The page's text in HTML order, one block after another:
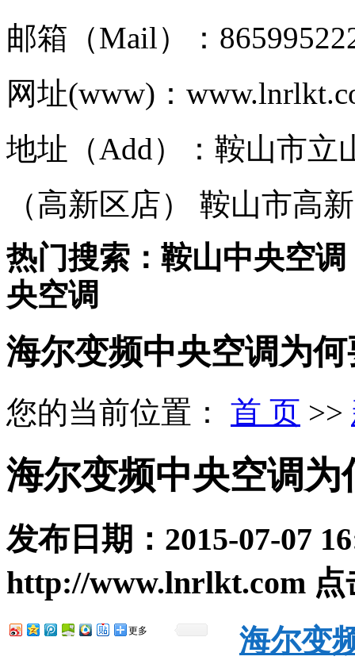
邮箱（Mail）：
网址(www)：
地址（Add）：鞍山市立
（高新区店） 鞍山市高
热门搜索：鞍山中央空
央空调
海尔变频中央空调为
您的当前位置： 首 页 >>
海尔变频中央空调
发布日期： 2015-07-07
http://www.lnrlkt.com 点
更多
海尔变